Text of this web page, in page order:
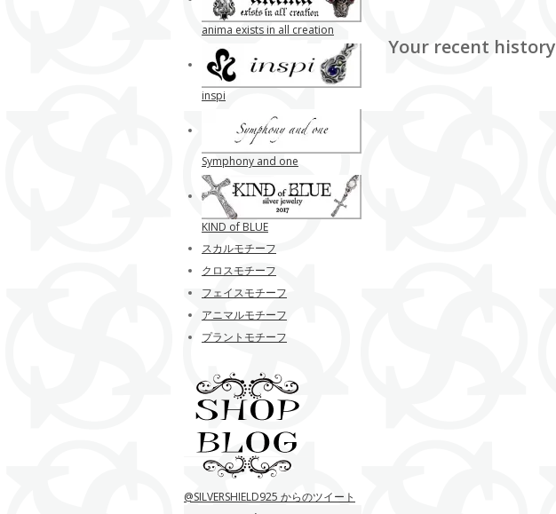
Your recent history
anima exists in all creation
inspi
Symphony and one
KIND of BLUE
スカルモチーフ
クロスモチーフ
フェイスモチーフ
アニマルモチーフ
プラントモチーフ
@SILVERSHIELD925 からのツイート